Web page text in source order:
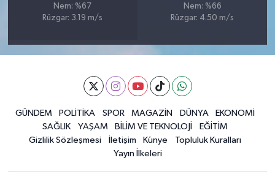
Nem: %67
Rüzgar: 3.19 m/s
Nem: %66
Rüzgar: 4.50 m/s
GÜNDEM POLİTİKA SPOR MAGAZİN DÜNYA
EKONOMİ
SAĞLIK
YAŞAM BİLİM VE TEKNOLOJİ
EĞİTİM
Gizlilik Sözleşmesi
İletişim Künye
Topluluk Kuralları
Yayın İlkeleri